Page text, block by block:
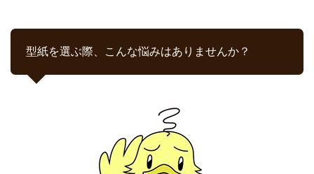
型紙を選ぶ際、こんな悩みはありませんか？